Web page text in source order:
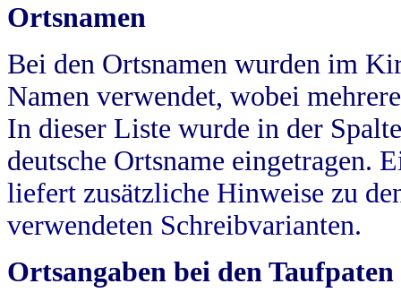
Ortsnamen
Bei den Ortsnamen wurden im
Namen verwendet, wobei
In dieser Liste wurde in der
deutsche Ortsname eingetragen.
liefert zusätzliche Hinweise zu
verwendeten Schreibvarianten.
Ortsangaben bei den Taufpaten